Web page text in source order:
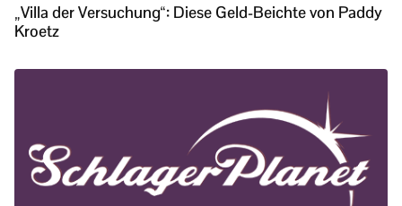
„Villa der Versuchung“: Diese Geld-Beichte von Paddy
Kroetz